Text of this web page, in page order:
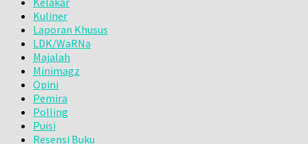
Kuliner
Laporan Khusus
LDK/WaRNa
Majalah
Minimagz
Opini
Pemira
Polling
Puisi
Resensi Buku